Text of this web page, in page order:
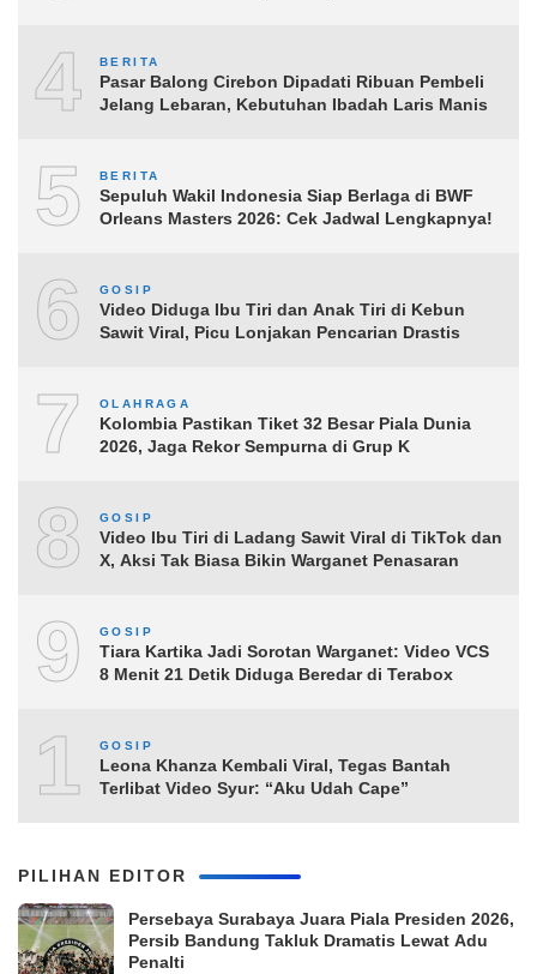
4 BERITA
Pasar Balong Cirebon Dipadati Ribuan Pembeli
Jelang Lebaran, Kebutuhan Ibadah Laris Manis
5 BERITA
Sepuluh Wakil Indonesia Siap Berlaga di BWF
Orleans Masters 2026: Cek Jadwal Lengkapnya!
6 GOSIP
Video Diduga Ibu Tiri dan Anak Tiri di Kebun
Sawit Viral, Picu Lonjakan Pencarian Drastis
7 OLAHRAGA
Kolombia Pastikan Tiket 32 Besar Piala Dunia
2026, Jaga Rekor Sempurna di Grup K
8 GOSIP
Video Ibu Tiri di Ladang Sawit Viral di TikTok dan
X, Aksi Tak Biasa Bikin Warganet Penasaran
9 GOSIP
Tiara Kartika Jadi Sorotan Warganet: Video VCS
8 Menit 21 Detik Diduga Beredar di Terabox
10
GOSIP
Leona Khanza Kembali Viral, Tegas Bantah
Terlibat Video Syur: “Aku Udah Cape”
PILIHAN EDITOR
Persebaya Surabaya Juara Piala Presiden 2026,
Persib Bandung Takluk Dramatis Lewat Adu
Penalti